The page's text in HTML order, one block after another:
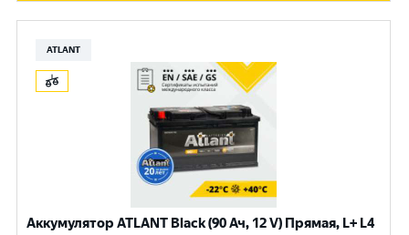
ATLANT
Аккумулятор ATLANT Black (90 Ач, 12 V) Прямая, L+ L4